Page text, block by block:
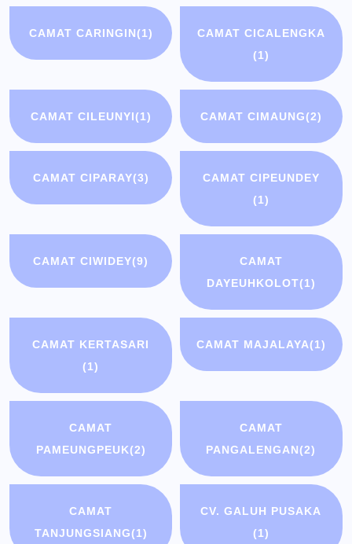
CAMAT CARINGIN(1)
CAMAT CICALENGKA
(1)
CAMAT CILEUNYI(1) CAMAT CIMAUNG(2)
CAMAT CIPARAY(3)
CAMAT CIPEUNDEY
(1)
CAMAT CIWIDEY(9)
CAMAT
DAYEUHKOLOT(1)
CAMAT KERTASARI
(1)
CAMAT MAJALAYA(1)
CAMAT
PAMEUNGPEUK(2)
CAMAT
PANGALENGAN(2)
CAMAT
TANJUNGSIANG(1)
CV. GALUH PUSAKA
(1)